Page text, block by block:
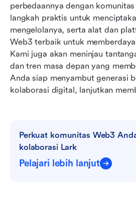
perbedaannya dengan
langkah praktis untuk
mengelolanya, serta alat dan
Web3 terbaik untuk
Kami juga akan meninjau
dan tren masa depan yang
Anda siap menyambut generasi
kolaborasi digital, lanjutkan
Perkuat komunitas Web3
kolaborasi Lark
Pelajari lebih lanjut
Bacaan terkait